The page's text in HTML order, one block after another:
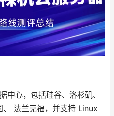
中心，包括硅谷、洛杉矶、
、 法兰克福，并支持 Linux